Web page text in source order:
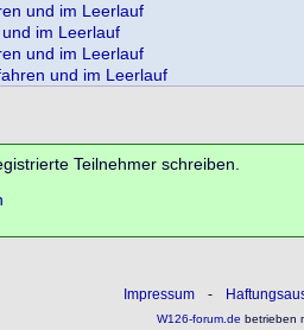
und im Leerlauf
im Leerlauf
und im Leerlauf
und im Leerlauf
Teilnehmer schreiben.
Impressum -
W126-forum.de betrieben